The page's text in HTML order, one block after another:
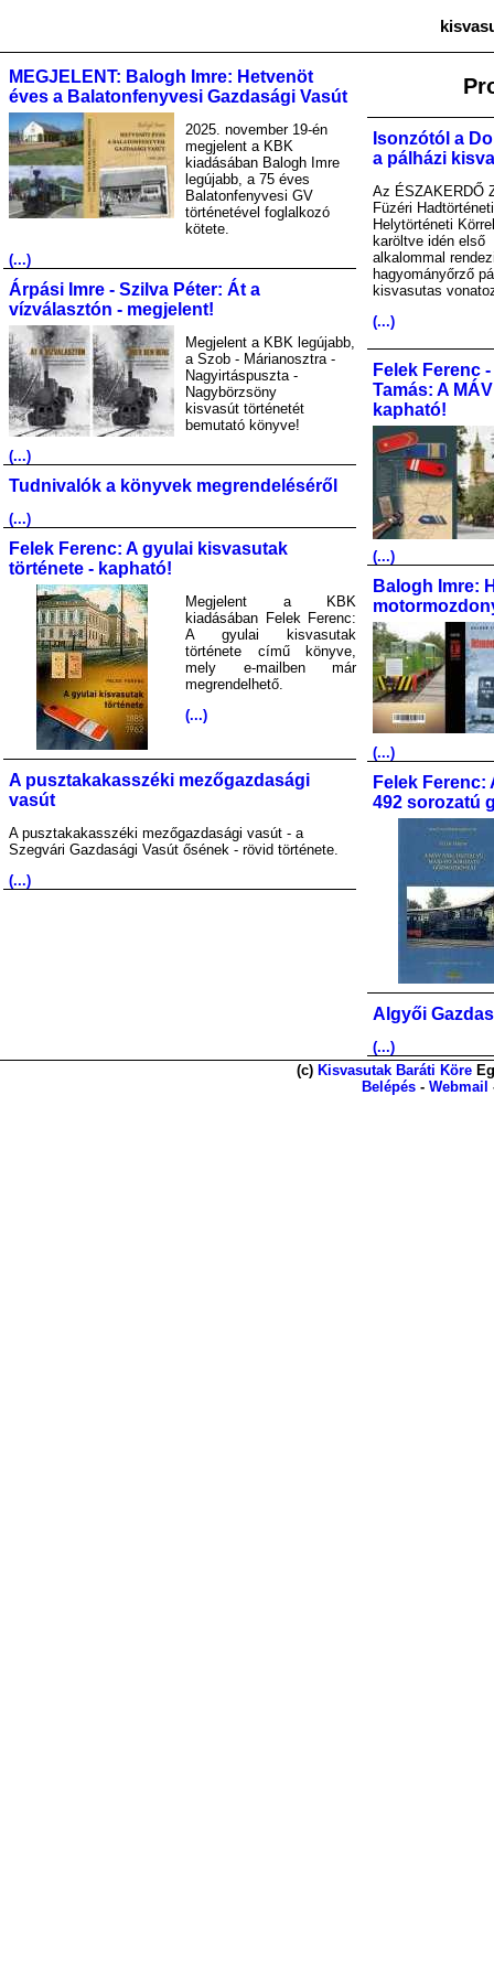
MEGJELENT: Balogh Imre: Hetvenöt
éves a Balatonfenyvesi Gazdasági Vasút
2025. november 19-én
megjelent a KBK
kiadásában Balogh Imre
legújabb, a 75 éves
Balatonfenyvesi GV
történetével foglalkozó
kötete.
(...)
Árpási Imre - Szilva Péter: Át a
vízválasztón - megjelent!
Megjelent a KBK legújabb,
a Szob - Márianosztra -
Nagyirtáspuszta -
Nagybörzsöny
kisvasút történetét
bemutató könyve!
(...)
Tudnivalók a könyvek megrendeléséről
(...)
Felek Ferenc: A gyulai kisvasutak
története - kapható!
Megjelent a KBK
kiadásában Felek Ferenc:
A gyulai kisvasutak
története című könyve,
mely e-mailben már
megrendelhető.
(...)
A pusztakakasszéki mezőgazdasági
vasút
A pusztakakasszéki mezőgazdasági vasút - a
Szegvári Gazdasági Vasút ősének - rövid története.
(...)
Isonzótól a
a pálházi
Az ÉSZAKERDŐ
Füzéri
Helytörténeti Körrel
karöltve idén első
alkalommal
hagyományőrző
kisvasutas
(...)
Felek Ferenc
Tamás: A
kapható!
(...)
Balogh Imre:
(...)
Felek Ferenc:
492 sorozatú
Algyői
(...)
(c) Kisvasutak Baráti Köre
Belépés - Webmail